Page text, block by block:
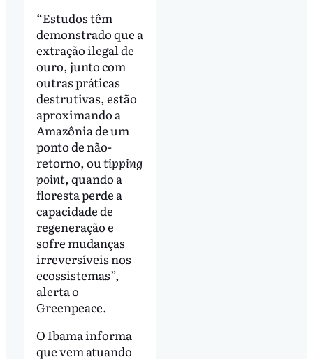
“Estudos têm
demonstrado que a
extração ilegal de
ouro, junto com
outras práticas
destrutivas, estão
aproximando a
Amazônia de um
ponto de não-
retorno, outipping
point, quando a
floresta perde a
capacidade de
regeneração e
sofre mudanças
irreversíveis nos
ecossistemas”,
alerta o
Greenpeace.
O Ibama informa
que vem atuando